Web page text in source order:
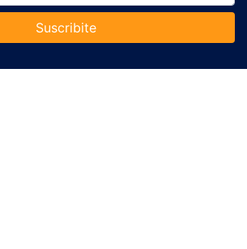
Suscribite